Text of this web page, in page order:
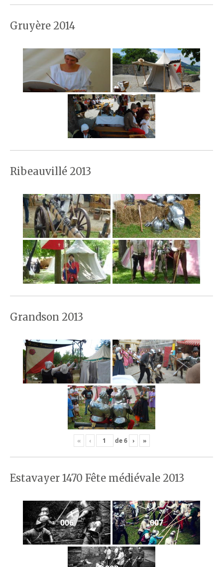
Gruyère 2014
Ribeauvillé 2013
Grandson 2013
« ‹ de6 › »
Estavayer 1470 Fête médiévale 2013
006 007